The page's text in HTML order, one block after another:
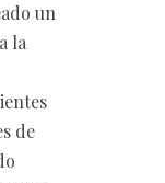
un
la
de